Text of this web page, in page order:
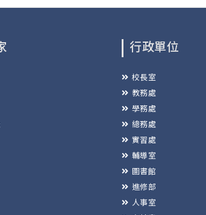
行政單位
校長室
教務處
學務處
總務處
實習處
輔導室
圖書館
進修部
人事室